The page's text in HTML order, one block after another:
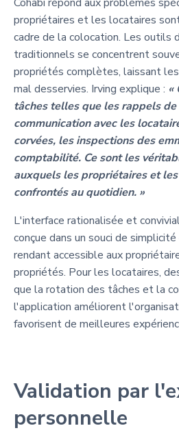
propriétaires et les locataires
cadre de la colocation. Les outils
traditionnels se concentrent
propriétés complètes, laissant
mal desservies. Irving explique : «
tâches telles que les rappels
communication avec les
corvées, les inspections des
comptabilité. Ce sont les
auxquels les propriétaires et
confrontés au quotidien. »
L'interface rationalisée et
conçue dans un souci de
rendant accessible aux
propriétés. Pour les locataires,
que la rotation des tâches et la
l'application améliorent
favorisent de meilleures
Validation par
personnelle